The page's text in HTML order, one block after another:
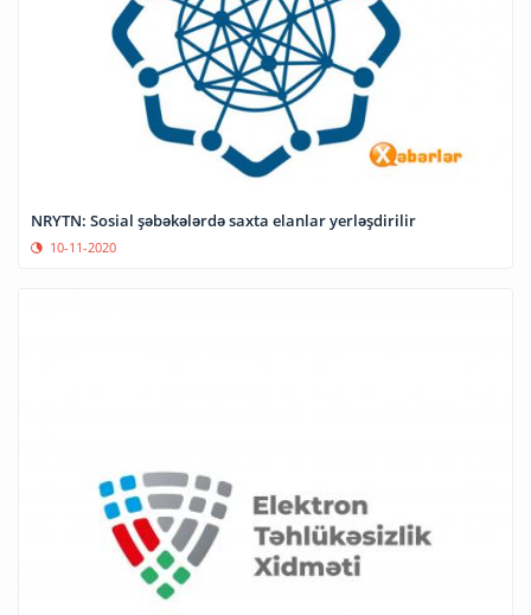
NRYTN: Sosial şəbəkələrdə saxta elanlar yerləşdirilir
10-11-2020